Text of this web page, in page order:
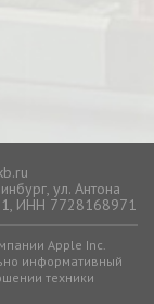
ул. Антона
ИНН 7728168971
Apple Inc.
информативный
техники